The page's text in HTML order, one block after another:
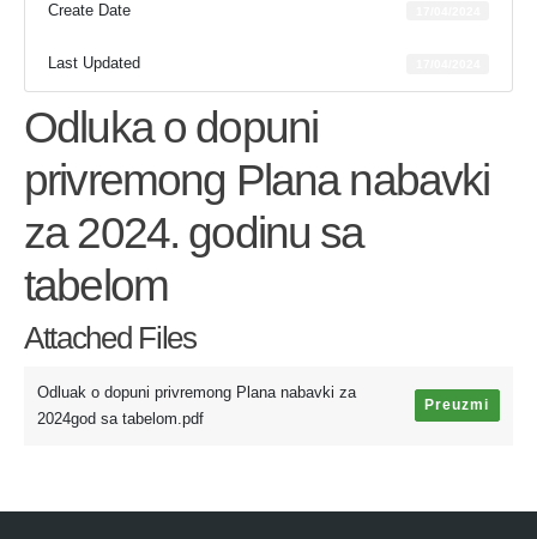
Create Date
Last Updated
Odluka o dopuni
privremong Plana nabavki
za 2024. godinu sa
tabelom
Attached Files
Odluak o dopuni privremong Plana nabavki za
2024god sa tabelom.pdf
Preuzmi